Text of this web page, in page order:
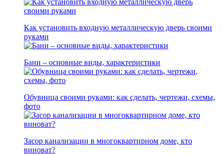
Как установить входную металлическую дверь своими
руками
Бани – основные виды, характеристики
Обувница своими руками: как сделать, чертежи, схемы,
фото
Засор канализации в многоквартирном доме, кто
виноват?